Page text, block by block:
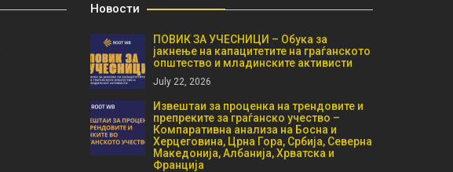
Новости
ПОВИК ЗА УЧЕСНИЦИ – Обука за
јакнење на капацитетите на граѓанското
општество и младинските активисти
July 22, 2026
Извештаи за проценка на трендовите и
препреките за граѓанско учество –
Компаративна анализа на Босна и
Херцеговина, Црна Гора, Србија, Северна
Македонија, Албанија, Хрватска и
Франција